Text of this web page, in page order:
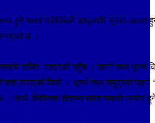
हुने यस्ता गतिविधिले आफूमाथि सुरक्षा
छ ।
शक्ति–राष्ट्रको पहुँच । खानी तथा
पत्ता लगाएको थियो । भूगर्भ तथा समुद्रमा
छ । साथै, चिकित्सा क्षेत्रमा समेत यसको प्रयोग